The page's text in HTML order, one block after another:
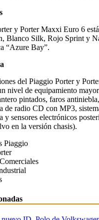
y Porter Maxxi Euro 6
Blanco Silk, Rojo Sprint y
“Azure Bay”.
del Piaggio Porter y
nivel de equipamiento
pintados, faros
de radio CD con MP3,
y sensores electrónicos
en la versión chasis).
Piaggio